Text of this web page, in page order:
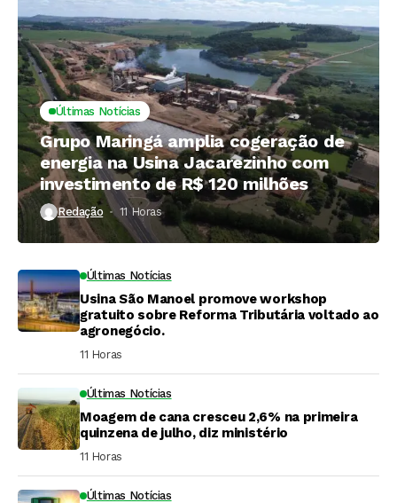
Últimas Notícias
Grupo Maringá amplia cogeração de
energia na Usina Jacarezinho com
investimento de R$ 120 milhões
Redação 11 Horas ⁮
Últimas Notícias
Usina São Manoel promove workshop
gratuito sobre Reforma Tributária voltado ao
agronegócio.
11 Horas ⁮
Últimas Notícias
Moagem de cana cresceu 2,6% na primeira
quinzena de julho, diz ministério
11 Horas ⁮
Últimas Notícias